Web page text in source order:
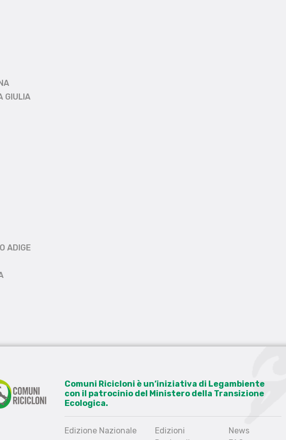
GIULIA
ADIGE
Comuni Ricicloni è un’iniziativa di Legambiente
con il patrocinio del Ministero della Transizione
Ecologica.
Edizione Nazionale
Edizioni
News